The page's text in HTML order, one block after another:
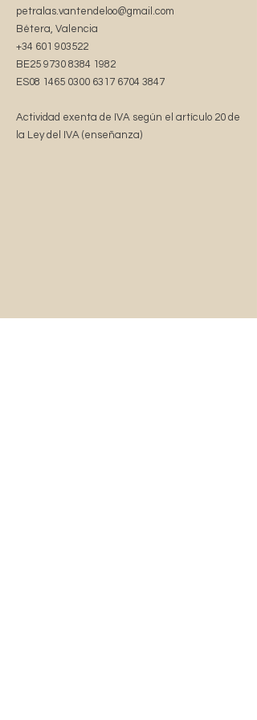
Sound of the Zodiac nodigt je uit om even stil
te staan, te voelen, te luisteren, en te
genieten.
• Ceramic
cm), diameter 3.35" (8.5 cm)
• Lead and BPA-free material
petralas.vantendeloo@gmail.com
Bétera, Valencia
+34 601 903522
BE25 9730 8384 1982
ES08 1465 0300 6317 6704 3847
Actividad exenta de IVA según el artículo 20 de
la Ley del IVA (enseñanza)